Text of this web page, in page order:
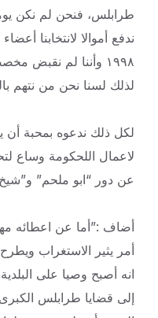
طرابلس، فنحن لم نكن
ندفع أموالا لانتخابنا
لذلك لسنا نحن من نتهم
لكل ذلك ندعوه بمحبة أن
لاعمال اللحكومة وساع
عن دور “ابو ملحم”
أضاف :”أما عن اعطائه
أمر يثير الاستغراب
انه أصبح وصيا على
إلى قضايا طرابلس